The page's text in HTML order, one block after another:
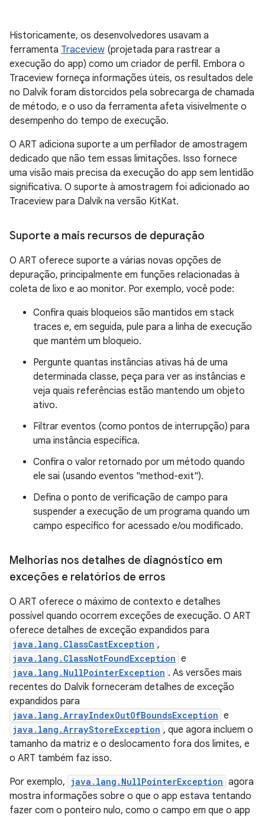
Historicamente, os desenvolvedores usavam a
ferramenta Traceview (projetada para rastrear a
execução do app) como um criador de perfil. Embora o
Traceview forneça informações úteis, os resultados dele
no Dalvik foram distorcidos pela sobrecarga de chamada
de método, e o uso da ferramenta afeta visivelmente o
desempenho do tempo de execução.
O ART adiciona suporte a um perfilador de amostragem
dedicado que não tem essas limitações. Isso fornece
uma visão mais precisa da execução do app sem lentidão
significativa. O suporte à amostragem foi adicionado ao
Traceview para Dalvik na versão KitKat.
Suporte a mais recursos de depuração
O ART oferece suporte a várias novas opções de
depuração, principalmente em funções relacionadas à
coleta de lixo e ao monitor. Por exemplo, você pode:
Confira quais bloqueios são mantidos em stack
traces e, em seguida, pule para a linha de execução
que mantém um bloqueio.
Pergunte quantas instâncias ativas há de uma
determinada classe, peça para ver as instâncias e
veja quais referências estão mantendo um objeto
ativo.
Filtrar eventos (como pontos de interrupção) para
uma instância específica.
Confira o valor retornado por um método quando
ele sai (usando eventos "method-exit").
Defina o ponto de verificação de campo para
suspender a execução de um programa quando um
campo específico for acessado e/ou modificado.
Melhorias nos detalhes de diagnóstico em
exceções e relatórios de erros
O ART oferece o máximo de contexto e detalhes
possível quando ocorrem exceções de execução. O ART
oferece detalhes de exceção expandidos para
java.lang.ClassCastException ,
java.lang.ClassNotFoundException e
java.lang.NullPointerException . As versões mais
recentes do Dalvik forneceram detalhes de exceção
expandidos para
java.lang.ArrayIndexOutOfBoundsException e
java.lang.ArrayStoreException , que agora incluem o
tamanho da matriz e o deslocamento fora dos limites, e
o ART também faz isso.
Por exemplo, java.lang.NullPointerException agora
mostra informações sobre o que o app estava tentando
fazer com o ponteiro nulo, como o campo em que o app